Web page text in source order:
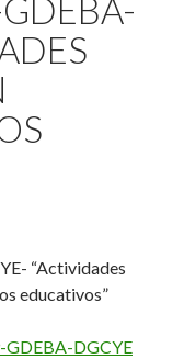
“Actividades
educativos”
GDEBA-DGCYE